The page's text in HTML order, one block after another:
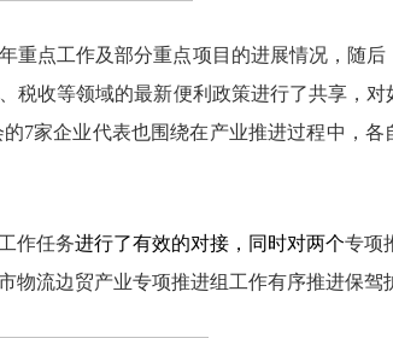
年重点工作及部分重点项目的进展情况，随后
税收等领域的最新便利政策进行了共享，对
的7家企业代表也围绕在产业推进过程中，各
作任务进行了有效的对接，同时对两个专项
流边贸产业专项推进组工作有序推进保驾